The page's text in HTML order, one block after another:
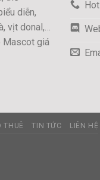
diễn,
vịt donal,…
Mascot giá
THUÊ TIN TỨC LIÊN HỆ